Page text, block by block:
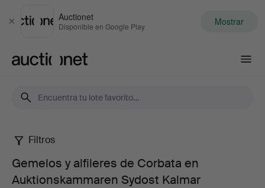
Cerrar
Auctionet
Disponible en Google Play Mostrar
Gemelos
Filtros
Gemelos y alfileres de Corbata en
Auktionskammaren Sydost Kalmar